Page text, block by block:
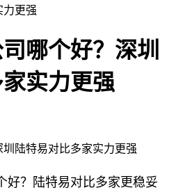
力更强
哪个好？深圳
实力更强
陆特易对比多家实力更强
好？陆特易对比多家更稳妥